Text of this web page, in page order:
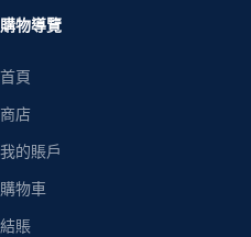
購物導覽
首頁
商店
我的賬戶
購物車
結賬